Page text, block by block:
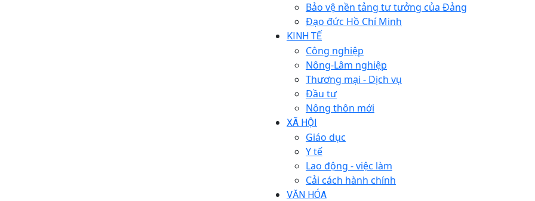
Bảo vệ nền tảng tư tưởng của Đảng
Đạo đức Hồ Chí Minh
KINH TẾ
Công nghiệp
Nông-Lâm nghiệp
Thương mại - Dịch vụ
Đầu tư
Nông thôn mới
XÃ HỘI
Giáo dục
Y tế
Lao động - việc làm
Cải cách hành chính
VĂN HÓA